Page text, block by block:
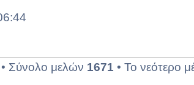
• Σύνολο μελών 1671 • Το νεότερο